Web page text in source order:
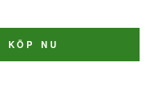
KÖP NU